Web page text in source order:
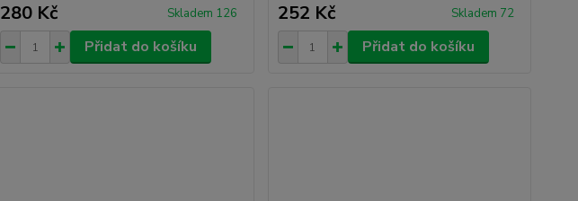
280 Kč Skladem 126
Přidat do košíku
252 Kč Skladem 72
Přidat do košíku